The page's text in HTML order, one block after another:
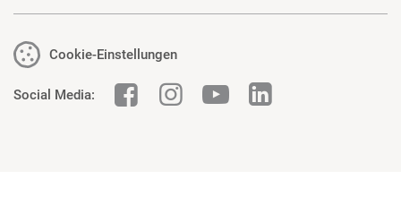
Cookie-Einstellungen
Social Media: